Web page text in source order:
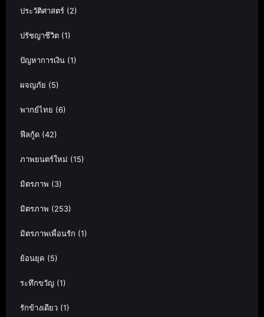
ประวัติศาสตร์ (2)
ปรัชญาชีวิต (1)
ปัญหาการเงิน (1)
ผจญภัย (5)
พากย์ไทย (6)
ฟีลกู้ด (42)
ภาพยนตร์ใหม่ (15)
มิตรภาพ (3)
มิตรภาพ (253)
มิตรภาพเพื่อนรัก (1)
ย้อนยุค (5)
ระทึกขวัญ (1)
รักข้างเดียว (1)